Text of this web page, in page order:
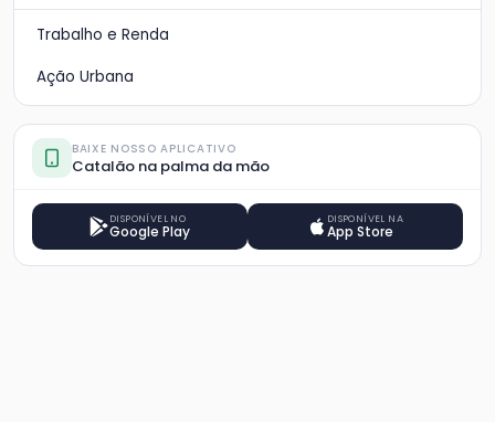
Trabalho e Renda
Ação Urbana
BAIXE NOSSO APLICATIVO
Catalão na palma da mão
DISPONÍVEL NO
Google Play
DISPONÍVEL NA
App Store